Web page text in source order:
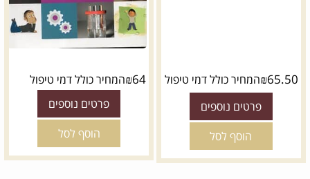
₪65.50 המחיר כולל דמי טיפול
פרטים נוספים
הוסף לסל
₪64 המחיר כולל דמי טיפול
פרטים נוספים
הוסף לסל